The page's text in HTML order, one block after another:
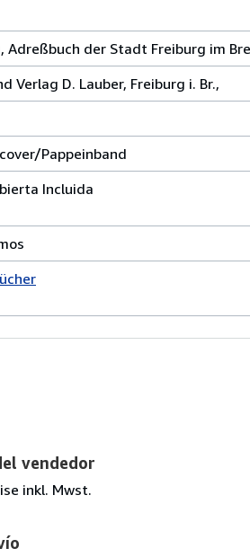
Adreßbuch der Stadt Freiburg im
Verlag D. Lauber, Freiburg i. Br.,
Pappeinband
Incluida
vendedor
inkl. Mwst.